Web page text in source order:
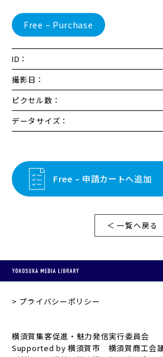
Free – Purchase
ID：
撮影日：
ピクセル数：
データサイズ：
Free – 申請カートへ追加
＜ 一覧へ戻る
プライバシーポリシー
横須賀集客促進・魅力発信実行委員会
Supported by 横須賀市 横須賀商工会